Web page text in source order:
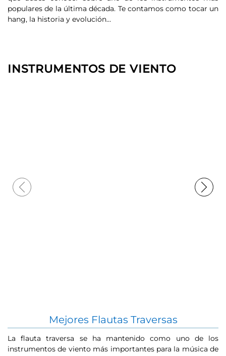
populares de la última década. Te contamos como tocar un
hang, la historia y evolución…
INSTRUMENTOS DE VIENTO
Previous
Mejores Flautas Traversas
La flauta traversa se ha mantenido como uno de los
instrumentos de viento más importantes para la música de
Next